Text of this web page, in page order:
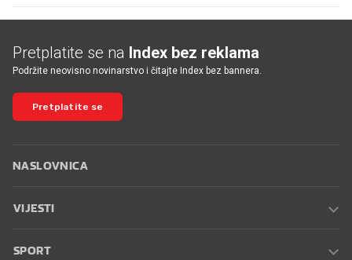
Pretplatite se na Index bez reklama
Podržite neovisno novinarstvo i čitajte Index bez bannera.
Pretplatite se
NASLOVNICA
VIJESTI
SPORT